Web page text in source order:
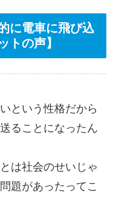
に電車に飛び込
トの声】
という性格だから
ることになったん
は社会のせいじゃ
題があったってこ